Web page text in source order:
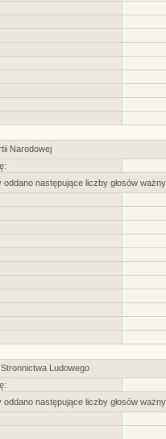
Narodowej
następujące liczby głosów
Ludowego
następujące liczby głosów